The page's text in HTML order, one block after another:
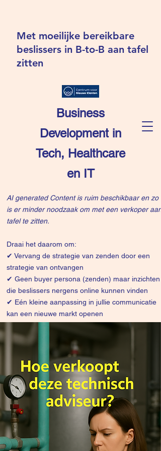
Business
Development in
Tech, Healthcare
en IT
Met moeilijke bereikbare
beslissers in B-to-B aan tafel
zitten
AI generated Content is ruim beschikbaar en zo
is er minder noodzaak om met een verkoper aan
tafel te zitten.
Draai het daarom om:
✔ Vervang de strategie van zenden door een
strategie van ontvangen
✔ Geen buyer persona (zenden) maar inzichten
die beslissers nergens online kunnen vinden
✔ Eén kleine aanpassing in jullie communicatie
kan een nieuwe markt openen